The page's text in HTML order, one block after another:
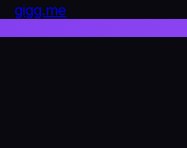
gigg.me